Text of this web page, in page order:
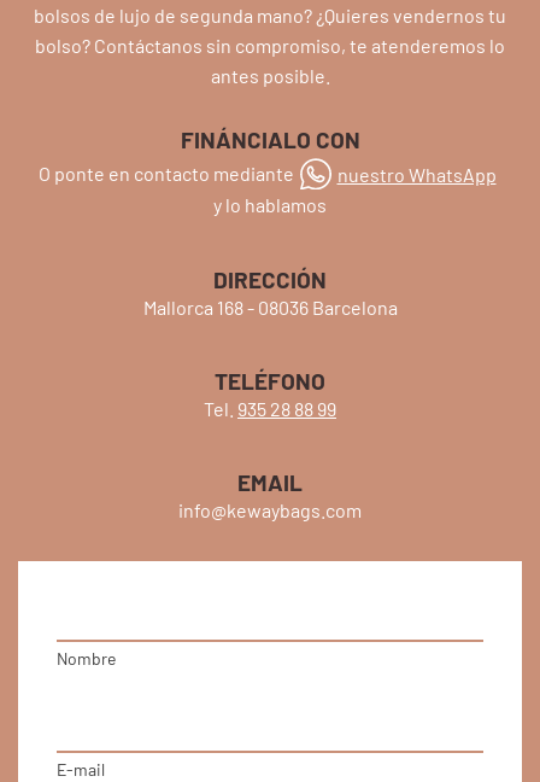
bolsos de lujo de segunda mano? ¿Quieres vendernos tu
bolso? Contáctanos sin compromiso, te atenderemos lo
antes posible.
FINÁNCIALO CON
O ponte en contacto mediante
nuestro WhatsApp
y lo hablamos
DIRECCIÓN
Mallorca 168 - 08036 Barcelona
TELÉFONO
Tel. 935 28 88 99
EMAIL
info@kewaybags.com
Nombre
E-mail